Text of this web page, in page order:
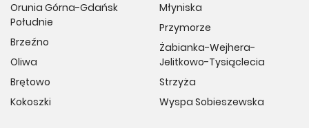
Orunia Górna-Gdańsk
Południe
Brzeźno
Oliwa
Brętowo
Kokoszki
Młyniska
Przymorze
Żabianka-Wejhera-
Jelitkowo-Tysiąclecia
Strzyża
Wyspa Sobieszewska